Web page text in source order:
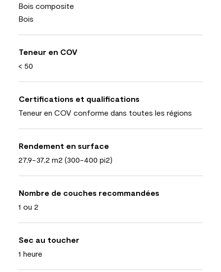
Bois composite
Bois
Teneur en COV
< 50
Certifications et qualifications
Teneur en COV conforme dans toutes les régions
Rendement en surface
27,9-37,2 m2 (300-400 pi2)
Nombre de couches recommandées
1 ou 2
Sec au toucher
1 heure